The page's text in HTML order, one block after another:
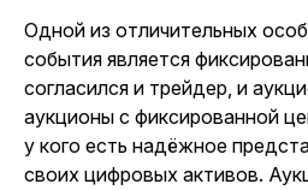
Одной из отличительных
события является
согласился и трейдер, и
аукционы с фиксированной
у кого есть надёжное
своих цифровых активов.